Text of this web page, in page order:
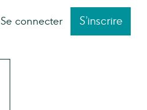
Se connecter S’inscrire